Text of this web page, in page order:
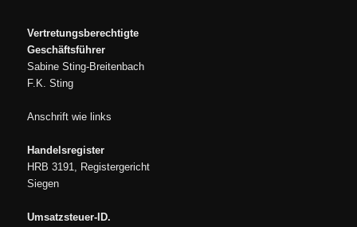
Vertretungsberechtigte
Geschäftsführer
Sabine Sting-Breitenbach
F.K. Sting
Anschrift wie links
Handelsregister
HRB 3191, Registergericht
Siegen
Umsatzsteuer-ID.